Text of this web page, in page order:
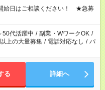
要です
始日はご相談ください！ ★急募
50代活躍中 / 副業・WワークOK /
上の大量募集 / 電話対応なし / パ
る 詳細へ